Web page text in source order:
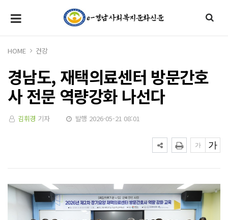
HOME 건강
경남도, 재택의료센터 방문간호
사 전문 역량강화 나선다
김휘경 기자 발행 2026-05-21 08:01